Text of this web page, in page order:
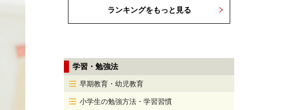
ランキングをもっと見る
学習・勉強法
早期教育・幼児教育
小学生の勉強方法・学習習慣